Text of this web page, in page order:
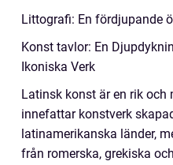
Littografi: En fördjupande
Konst tavlor: En
Ikoniska Verk
Latinsk konst är en rik
innefattar konstverk
latinamerikanska länder,
från romerska, grekiska